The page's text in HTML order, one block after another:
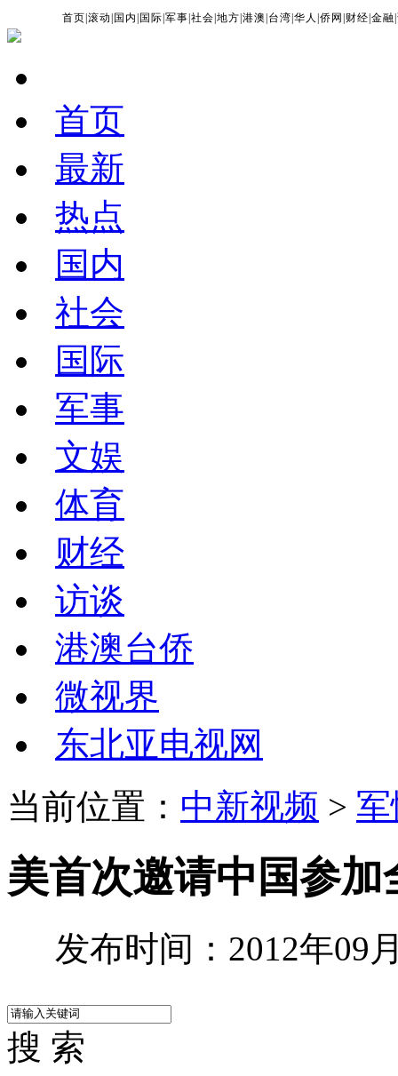
首页 |滚动 国内 国际 |军事 |社会 |地方 |港澳 台湾 |华人 |侨网 财经 |金融 |
首页
最新
热点
国内
社会
国际
军事
文娱
体育
财经
访谈
港澳台侨
微视界
东北亚电视网
当前位置： 中新视频 >
美首次邀请中国参
发布时间：2012年09
搜 索